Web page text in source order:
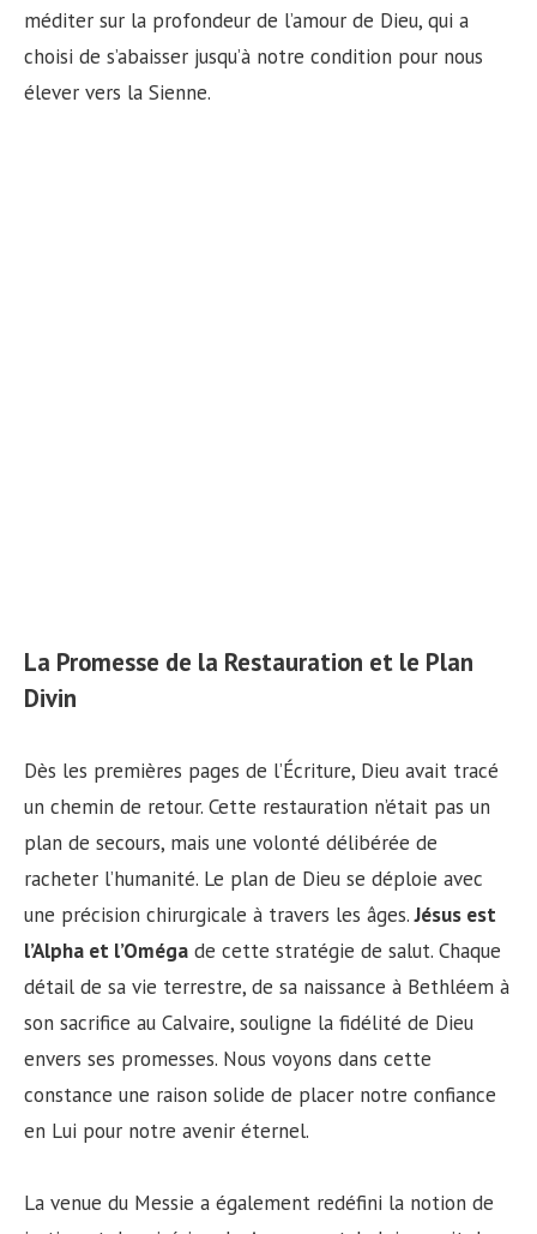
méditer sur la profondeur de l’amour de Dieu, qui a
choisi de s’abaisser jusqu’à notre condition pour nous
élever vers la Sienne.
La Promesse de la Restauration et le Plan
Divin
Dès les premières pages de l’Écriture, Dieu avait tracé
un chemin de retour. Cette restauration n’était pas un
plan de secours, mais une volonté délibérée de
racheter l’humanité. Le plan de Dieu se déploie avec
une précision chirurgicale à travers les âges.Jésus est
l’Alpha et l’Oméga de cette stratégie de salut. Chaque
détail de sa vie terrestre, de sa naissance à Bethléem à
son sacrifice au Calvaire, souligne la fidélité de Dieu
envers ses promesses. Nous voyons dans cette
constance une raison solide de placer notre confiance
en Lui pour notre avenir éternel.
La venue du Messie a également redéfini la notion de